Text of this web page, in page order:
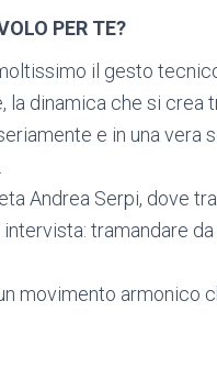
PER TE?
il gesto
dinamica che si crea
e in una vera
Andrea Serpi, dove
tramandare
movimento armonico